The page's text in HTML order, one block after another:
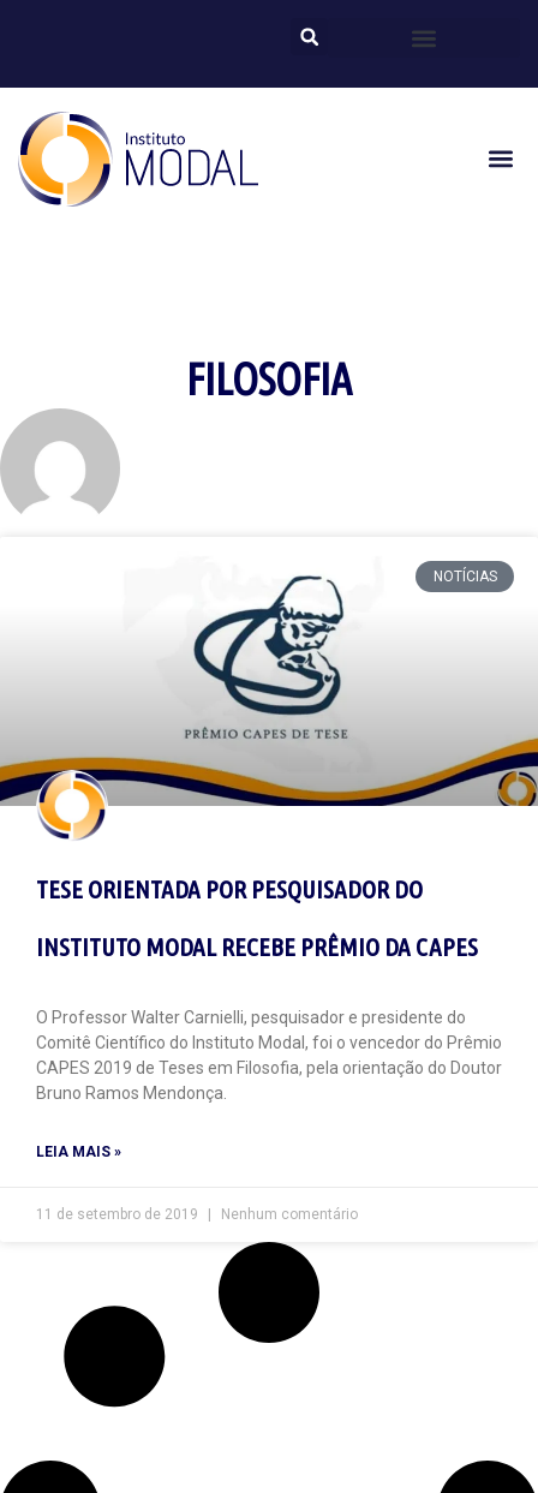
FILOSOFIA
NOTÍCIAS
TESE ORIENTADA POR PESQUISADOR DO
INSTITUTO MODAL RECEBE PRÊMIO DA CAPES
O Professor Walter Carnielli, pesquisador e presidente do
Comitê Científico do Instituto Modal, foi o vencedor do Prêmio
CAPES 2019 de Teses em Filosofia, pela orientação do Doutor
Bruno Ramos Mendonça.
LEIA MAIS »
11 de setembro de 2019 Nenhum comentário